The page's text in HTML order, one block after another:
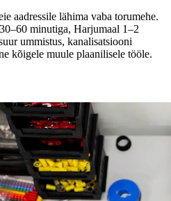
aadressile lähima vaba torumehe.
minutiga, Harjumaal 1–2
ummistus, kanalisatsiooni
kõigele muule plaanilisele tööle.